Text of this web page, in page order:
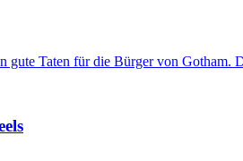
Taten für die Bürger von Gotham.